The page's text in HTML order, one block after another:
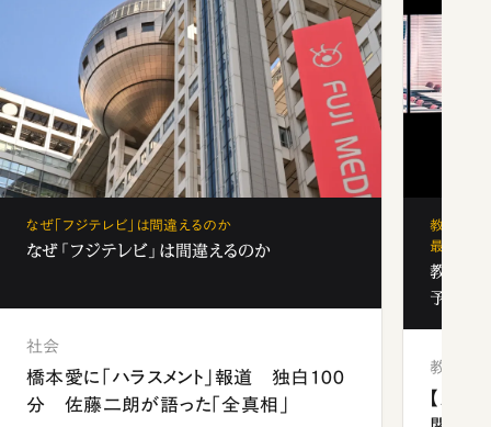
なぜ「フジテレビ」は間違えるのか
なぜ「フジテレビ」は間違えるのか
社会
橋本愛に「ハラスメント」報道 独白100
分 佐藤二朗が語った「全真相」
教育の地
最新勢力
教育の
予備校
教育
【九州